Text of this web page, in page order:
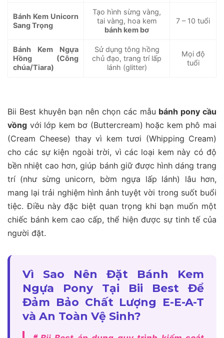
Bánh Kem Unicorn
Sang Trọng
Tạo hình sừng vàng,
tai vàng, hoa kem
bánh kem bơ
7 – 10 tuổi
Bánh Kem Ngựa
Hồng (Công
chúa/Tiara)
Sử dụng tông hồng
chủ đạo, trang trí lấp
lánh (glitter)
Mọi độ
tuổi
Bii Best khuyên bạn nên chọn các mẫu bánh pony cầu
vồng với lớp kem bơ (Buttercream) hoặc kem phô mai
(Cream Cheese) thay vì kem tươi (Whipping Cream)
cho các sự kiện ngoài trời, vì các loại kem này có độ
bền nhiệt cao hơn, giúp bánh giữ được hình dáng trang
trí (như sừng unicorn, bờm ngựa lấp lánh) lâu hơn,
mang lại trải nghiệm hình ảnh tuyệt vời trong suốt buổi
tiệc. Điều này đặc biệt quan trọng khi bạn muốn một
chiếc bánh kem cao cấp, thể hiện được sự tinh tế của
người đặt.
Vì Sao Nên Đặt Bánh Kem
Ngựa Pony Tại Bii Best Để
Đảm Bảo Chất Lượng E-E-A-T
và An Toàn Vệ Sinh?